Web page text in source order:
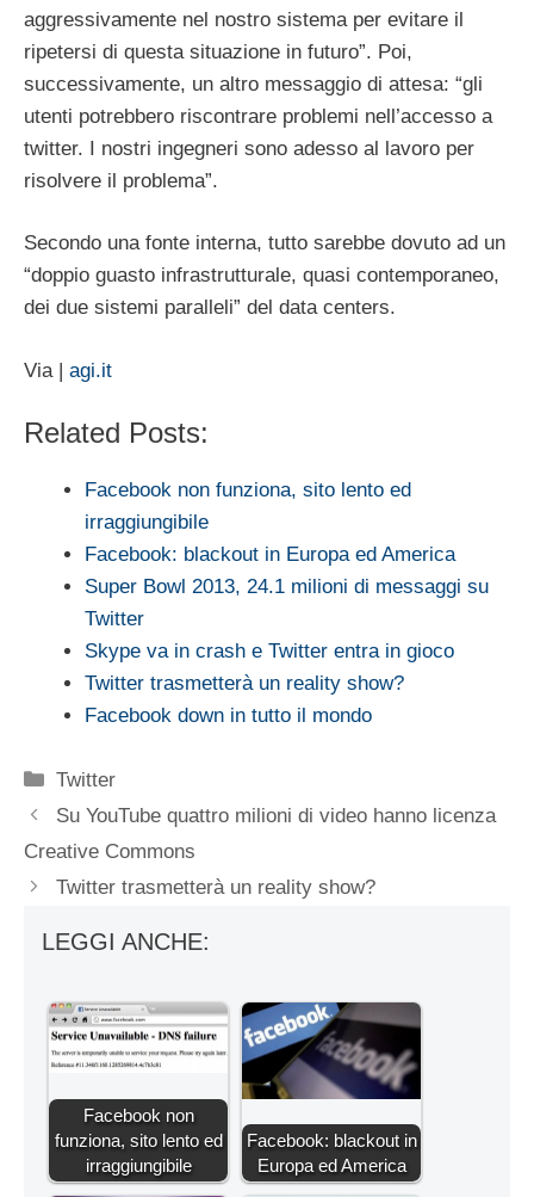
aggressivamente nel nostro sistema per evitare il
ripetersi di questa situazione in futuro”. Poi,
successivamente, un altro messaggio di attesa: “gli
utenti potrebbero riscontrare problemi nell’accesso a
twitter. I nostri ingegneri sono adesso al lavoro per
risolvere il problema”.
Secondo una fonte interna, tutto sarebbe dovuto ad un
“doppio guasto infrastrutturale, quasi contemporaneo,
dei due sistemi paralleli” del data centers.
Via | agi.it
Related Posts:
Facebook non funziona, sito lento ed
irraggiungibile
Facebook: blackout in Europa ed America
Super Bowl 2013, 24.1 milioni di messaggi su
Twitter
Skype va in crash e Twitter entra in gioco
Twitter trasmetterà un reality show?
Facebook down in tutto il mondo
Categorie
Twitter
Su YouTube quattro milioni di video hanno licenza
Creative Commons
Twitter trasmetterà un reality show?
LEGGI ANCHE:
Facebook non
funziona, sito lento ed
irraggiungibile
Facebook: blackout in
Europa ed America